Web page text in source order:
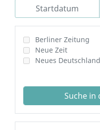
Berliner Zeitung
Neue Zeit
Neues Deutschland
Suche in